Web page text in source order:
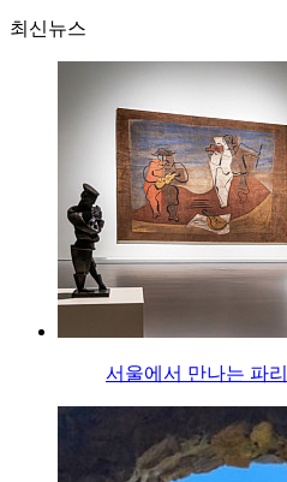
최신뉴스
서울에서 만나는 파